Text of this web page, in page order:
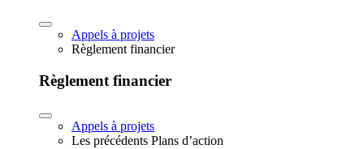
Appels à projets
Règlement financier
Règlement financier
Appels à projets
Les précédents Plans d’action